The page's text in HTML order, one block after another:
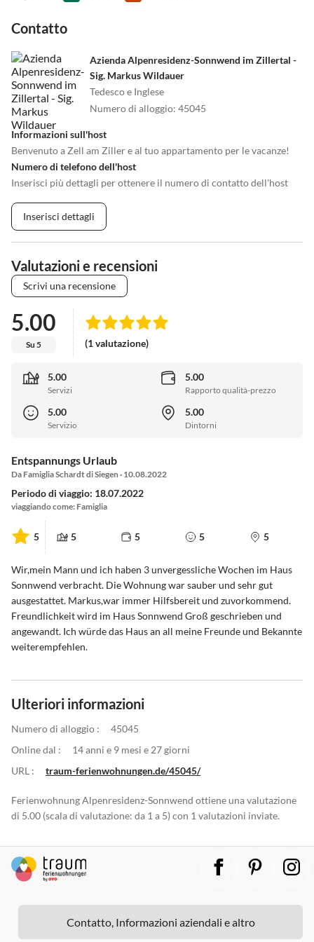
Contatto
Azienda Alpenresidenz-Sonnwend im Zillertal -
Sig. Markus Wildauer
Tedesco e Inglese
Numero di alloggio: 45045
Informazioni sull'host
Benvenuto a Zell am Ziller e al tuo appartamento per le vacanze!
Numero di telefono dell'host
Inserisci più dettagli per ottenere il numero di contatto dell'host
Inserisci dettagli
Valutazioni e recensioni
Scrivi una recensione
5.00
Su 5 (1 valutazione)
5.00
Servizi
5.00
Rapporto qualità-prezzo
5.00
Servizio
5.00
Dintorni
Entspannungs Urlaub
Da Famiglia Schardt di Siegen · 10.08.2022
Periodo di viaggio: 18.07.2022
viaggiando come: Famiglia
5 5 5 5 5
Wir,mein Mann und ich haben 3 unvergessliche Wochen im Haus
Sonnwend verbracht. Die Wohnung war sauber und sehr gut
ausgestattet. Markus,war immer Hilfsbereit und zuvorkommend.
Freundlichkeit wird im Haus Sonnwend Groß geschrieben und
angewandt. Ich würde das Haus an all meine Freunde und Bekannte
weiterempfehlen.
Ulteriori informazioni
Numero di alloggio :
45045
Online dal :
14 anni e 9 mesi e 27 giorni
URL :
traum-ferienwohnungen.de/45045/
Ferienwohnung Alpenresidenz-Sonnwend ottiene una valutazione
di 5.00 (scala di valutazione: da 1 a 5) con 1 valutazioni inviate.
Contatto, Informazioni aziendali e altro